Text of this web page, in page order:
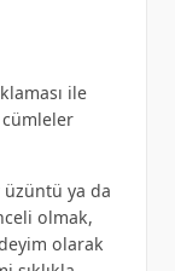
ile
üzüntü ya da
olmak,
olarak